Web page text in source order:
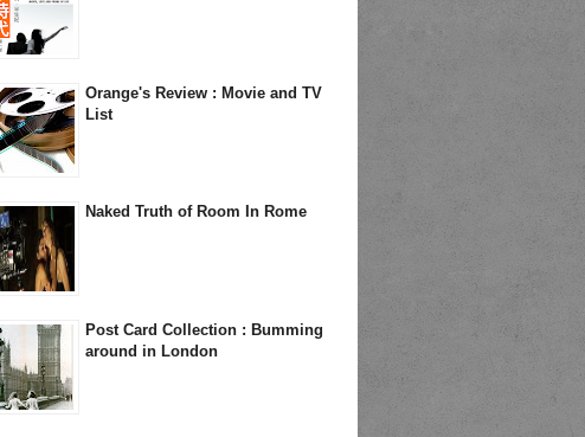
Orange's Review : Movie and TV
List
Naked Truth of Room In Rome
Post Card Collection : Bumming
around in London